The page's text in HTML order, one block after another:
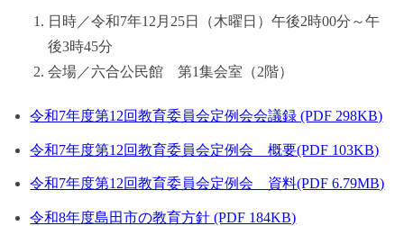
日時／令和7年12月25日（木曜日）午後2時00分～午
後3時45分
会場／六合公民館 第1集会室（2階）
令和7年度第12回教育委員会定例会会議録 (PDF 298KB)
令和7年度第12回教育委員会定例会 概要(PDF 103KB)
令和7年度第12回教育委員会定例会 資料(PDF 6.79MB)
令和8年度島田市の教育方針 (PDF 184KB)